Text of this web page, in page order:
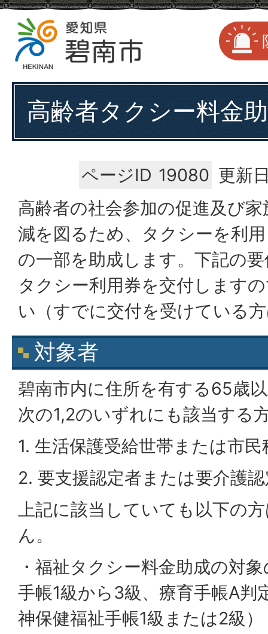
高齢者タクシー料金
ページID 19080 更新
高齢者の社会参加の促進及び
減を図るため、タクシーを利
の一部を助成します。下記の
タクシー利用券を交付します
い（すでに交付を受けている
対象者
碧南市内に住所を有する65歳
次の1,2のいずれにも該当する
1. 生活保護受給世帯または市
2. 要支援認定者または要介護
上記に該当していても以下の
ん。
・福祉タクシー料金助成の対
手帳1級から3級、療育手帳A判
神保健福祉手帳1級または2級）